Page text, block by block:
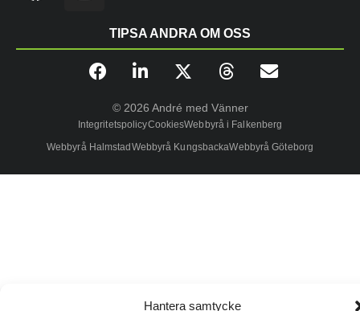
Hantera samtycke
TIPSA ANDRA OM OSS
© 2026 André med Vänner
IntegritetspolicyCookiesWebbyrå i Falkenberg
Webbyrå Halmstad Webbyrå KungsbackaWebbyrå Göteborg